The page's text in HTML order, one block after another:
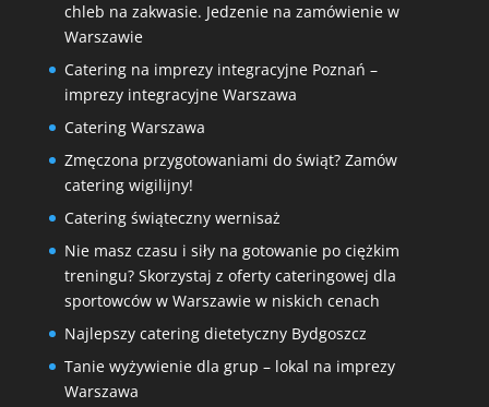
chleb na zakwasie. Jedzenie na zamówienie w
Warszawie
Catering na imprezy integracyjne Poznań –
imprezy integracyjne Warszawa
Catering Warszawa
Zmęczona przygotowaniami do świąt? Zamów
catering wigilijny!
Catering świąteczny wernisaż
Nie masz czasu i siły na gotowanie po ciężkim
treningu? Skorzystaj z oferty cateringowej dla
sportowców w Warszawie w niskich cenach
Najlepszy catering dietetyczny Bydgoszcz
Tanie wyżywienie dla grup – lokal na imprezy
Warszawa